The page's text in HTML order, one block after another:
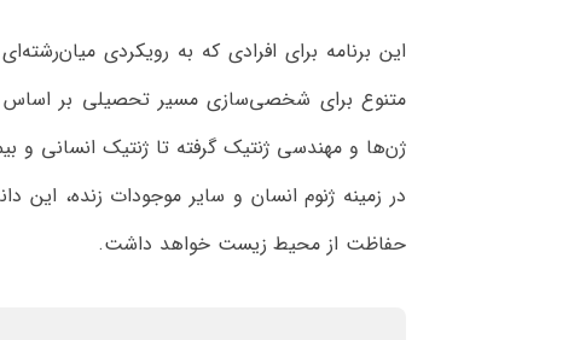
این برنامه برای افرادی که به رویکردی
متنوع برای شخصی‌سازی مسیر تحصیلی بر اساس
ژن‌ها و مهندسی ژنتیک گرفته تا ژنتیک انسانی و
در زمینه ژنوم انسان و سایر موجودات زنده،
حفاظت از محیط زیست خواهد داشت.